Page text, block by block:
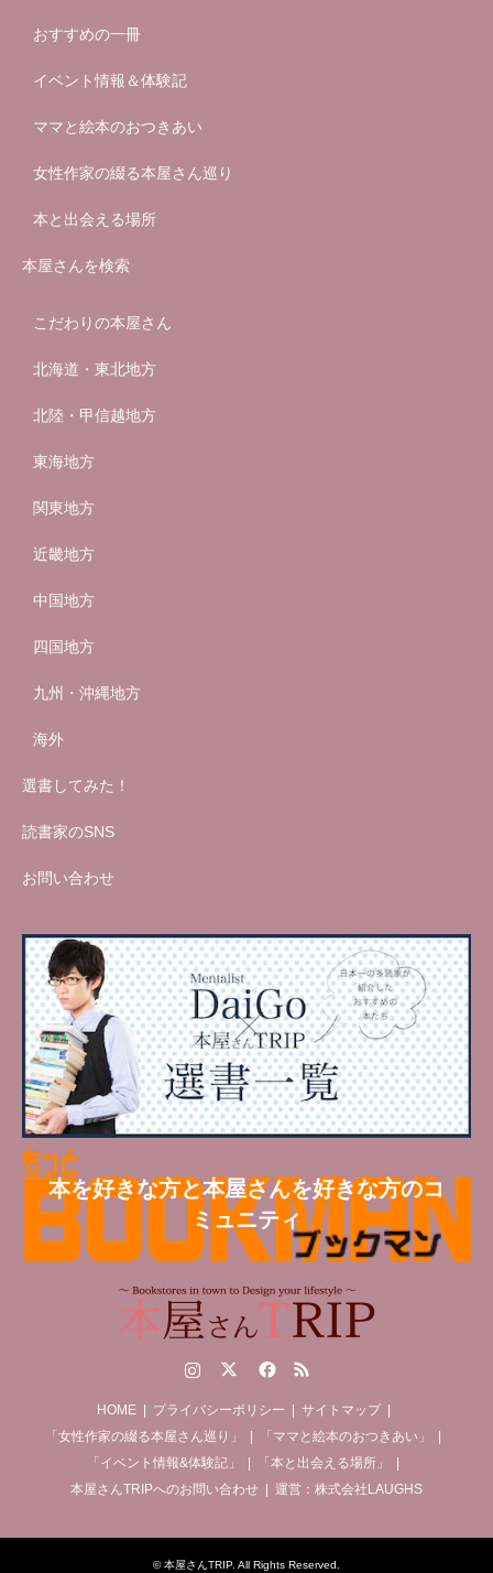
おすすめの一冊
イベント情報＆体験記
ママと絵本のおつきあい
女性作家の綴る本屋さん巡り
本と出会える場所
本屋さんを検索
こだわりの本屋さん
北海道・東北地方
北陸・甲信越地方
東海地方
関東地方
近畿地方
中国地方
四国地方
九州・沖縄地方
海外
選書してみた！
読書家のSNS
お問い合わせ
本を好きな方と本屋さんを好きな方のコ
ミュニティ
RSS
HOME プライバシーポリシー
サイトマップ
「女性作家の綴る本屋さん巡り」
「ママと絵本のおつきあい」
「イベント情報&体験記」
「本と出会える場所」
本屋さんTRIPへのお問い合わせ
運営：株式会社LAUGHS
©本屋さんTRIP. All Rights Reserved.